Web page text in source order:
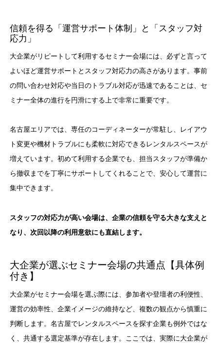
信頼を得る「運営サポート体制」と「スタッフ対
応力」
大企業がリピートして利用するセミナー会場には、必ずと言って
よいほど運営サポートとスタッフ対応力の高さがあります。事前
の問い合わせ対応や当日のトラブル対応が迅速であることは、セ
ミナー全体の進行を円滑にする上で非常に重要です。
名古屋エリアでは、専任のコーディネーターが常駐し、レイアウ
ト変更や機材トラブルにも柔軟に対応できるレンタルスペースが
増えています。初めて利用する企業でも、担当スタッフが準備か
ら撤収までを丁寧にサポートしてくれることで、安心して運営に
集中できます。
スタッフの対応力が高い会場は、企業の信頼を守る大きな支えと
なり、次回以降の利用意欲にも直結します。
大企業が選ぶセミナー会場の共通点【具体例
付き】
大企業がセミナー会場を選ぶ際には、参加者や登壇者の利便性、
運営の効率性、企業イメージの維持など、複数の観点から慎重に
判断します。名古屋でレンタルスペースを探す企業も例外ではな
く、共通する選定基準が存在します。ここでは、実際に大企業が